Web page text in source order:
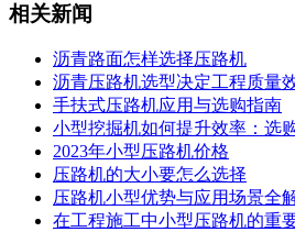
相关新闻
沥青路面怎样选择压路机
沥青压路机选型决定工程质量
手扶式压路机应用与选购指南
小型挖掘机如何提升效率：选
2023年小型压路机价格
压路机的大小要怎么选择
压路机小型优势与应用场景全
在工程施工中小型压路机的重